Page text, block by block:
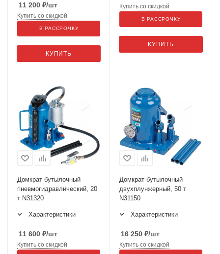
11 200 ₽/шт
КУПИТЬ
Купить со скидкой
В РАССРОЧКУ
КУПИТЬ
Купить со скидкой
В РАССРОЧКУ
Домкрат бутылочный
пневмогидравлический, 20
т N31320
Характеристики
11 600 ₽/шт
Купить со скидкой
Домкрат бутылочный
двухплунжерный, 50 т
N31150
Характеристики
16 250 ₽/шт
Купить со скидкой